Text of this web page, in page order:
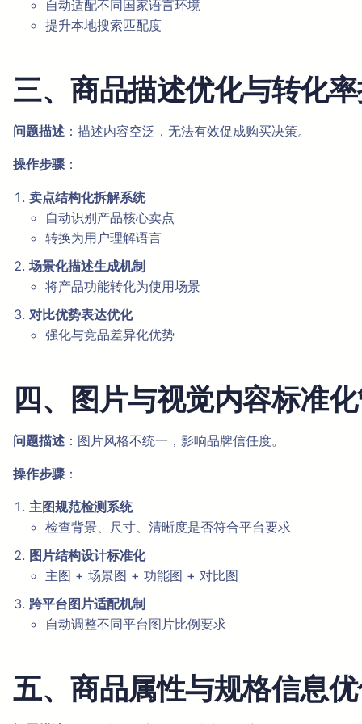
自动适配不同国家语言环境
提升本地搜索匹配度
三、商品描述优化与转化
问题描述 ：描述内容空泛，无法有效促成购买决策。
操作步骤：
卖点结构化拆解系统
自动识别产品核心卖点
转换为用户理解语言
场景化描述生成机制
将产品功能转化为使用场景
对比优势表达优化
强化与竞品差异化优势
四、图片与视觉内容标准
问题描述 ：图片风格不统一，影响品牌信任度。
操作步骤：
主图规范检测系统
检查背景、尺寸、清晰度是否符合平台要求
图片结构设计标准化
主图 + 场景图 + 功能图 + 对比图
跨平台图片适配机制
自动调整不同平台图片比例要求
五、商品属性与规格信息